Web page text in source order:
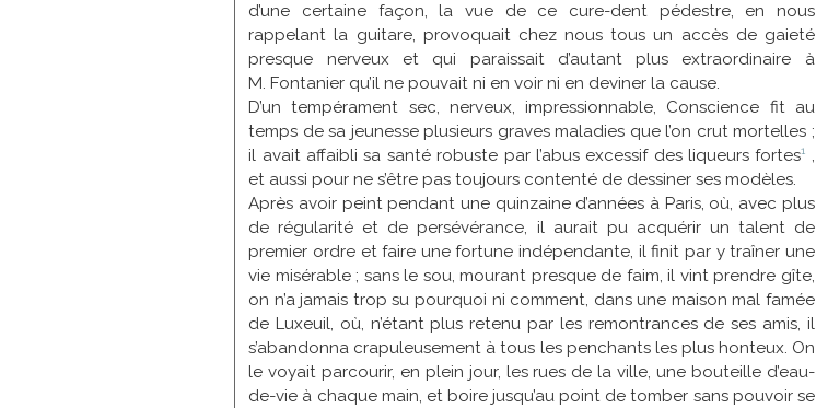
d’une certaine façon, la vue de ce cure-dent pédestre, en nous
rappelant la guitare, provoquait chez nous tous un accès de gaieté
presque nerveux et qui paraissait d’autant plus extraordinaire à
M. Fontanier qu’il ne pouvait ni en voir ni en deviner la cause.
D’un tempérament sec, nerveux, impressionnable, Conscience fit au
temps de sa jeunesse plusieurs graves maladies que l’on crut mortelles ;
il avait affaibli sa santé robuste par l’abus excessif des liqueurs fortes1
,
et aussi pour ne s’être pas toujours contenté de dessiner ses modèles.
Après avoir peint pendant une quinzaine d’années à Paris, où, avec plus
de régularité et de persévérance, il aurait pu acquérir un talent de
premier ordre et faire une fortune indépendante, il finit par y traîner une
vie misérable ; sans le sou, mourant presque de faim, il vint prendre gîte,
on n’a jamais trop su pourquoi ni comment, dans une maison mal famée
de Luxeuil, où, n’étant plus retenu par les remontrances de ses amis, il
s’abandonna crapuleusement à tous les penchants les plus honteux. On
le voyait parcourir, en plein jour, les rues de la ville, une bouteille d’eau-
de-vie à chaque main, et boire jusqu’au point de tomber sans pouvoir se